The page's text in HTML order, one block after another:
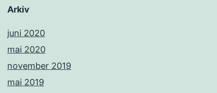
Arkiv
juni 2020
mai 2020
november 2019
mai 2019